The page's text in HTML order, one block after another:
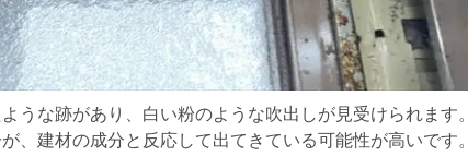
うな跡があり、白い粉のような吹出しが見受けられます。
、建材の成分と反応して出てきている可能性が高いです。